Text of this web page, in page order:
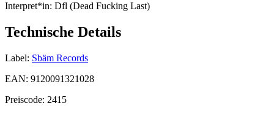
Interpret*in: Dfl (Dead Fucking Last)
Technische Details
Label: Sbäm Records
EAN: 9120091321028
Preiscode: 2415